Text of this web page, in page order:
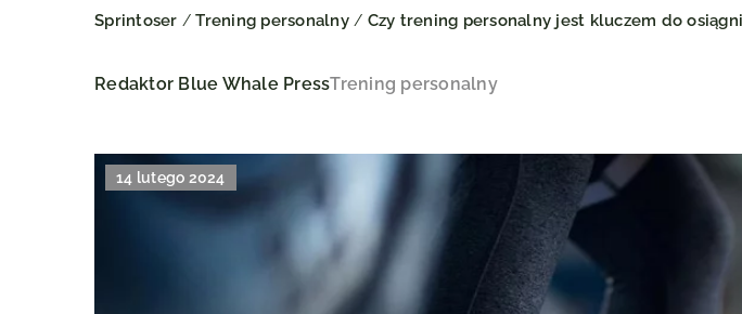
Sprintoser /Trening personalny/ Czy trening personalny jest kluczem do
Redaktor Blue Whale PressTrening personalny
14 lutego 2024